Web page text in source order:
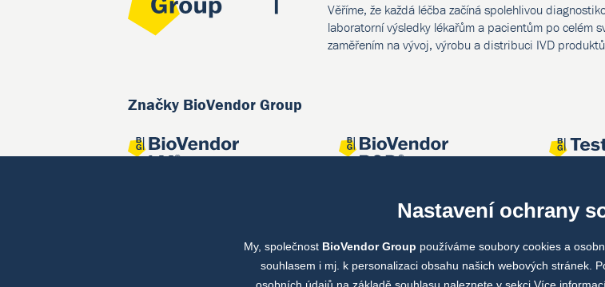
Věříme, že každá léčba začíná spolehlivou
laboratorní výsledky lékařům a pacientům po celém
zaměřením na vývoj, výrobu a distribuci IVD
Značky BioVendor Group
Společné projekty
Nastavení ochrany
My, společnost BioVendor Group používáme soubory cookies a
souhlasem i mj. k personalizaci obsahu našich webových stránek.